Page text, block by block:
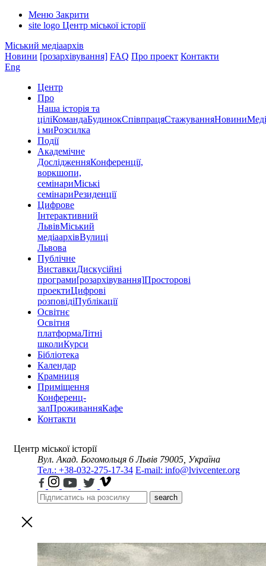
Меню Закрити
site logo Центр міської історії
Міський медіаархів
Новини [розархівування] FAQ Про проект Контакти
Eng
Центр
Про
Наша історія та
ціліКомандаБудинокСпівпрацяСтажуванняНовини
і миРозсилка
Події
Академічне
ДослідженняКонференції,
воркшопи,
семінариМіські
семінариРезиденції
Цифрове
Інтерактивний
ЛьвівМіський
медіаархівВулиці
Львова
Публічне
ВиставкиДискусійні
програми[розархівування]Просторові
проектиЦифрові
розповідіПублікації
Освітнє
Освітня
платформаЛітні
школиКурси
Бібліотека
Календар
Крамниця
Приміщення
Конференц-
залПроживанняКафе
Контакти
Центр міської історії
Вул. Акад. Богомольця 6 Львів 79005, Україна
Тел.: +38-032-275-17-34 E-mail: info@lvivcenter.org
search